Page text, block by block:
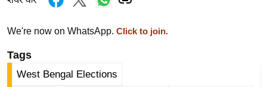
म
नो
ज
We're now on WhatsApp. Click to join.
Tags
West Bengal Elections